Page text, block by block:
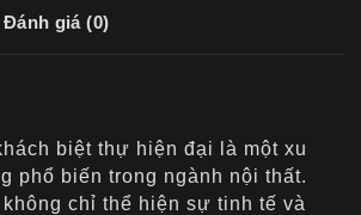
Đánh giá (0)
biệt thự hiện đại là một xu
phổ biến trong ngành nội thất.
chỉ thể hiện sự tinh tế và